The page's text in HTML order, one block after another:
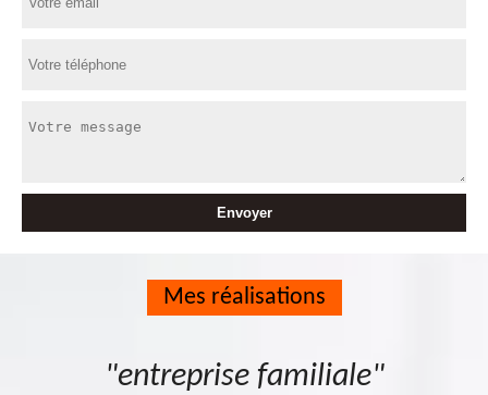
Mes réalisations
"entreprise familiale"